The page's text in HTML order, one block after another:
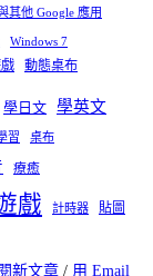
其他 Google 應用
Windows 7
動態桌布
學日文 學英文
習 桌布
療癒
戲 計時器
貼圖
新文章 / 用 Email